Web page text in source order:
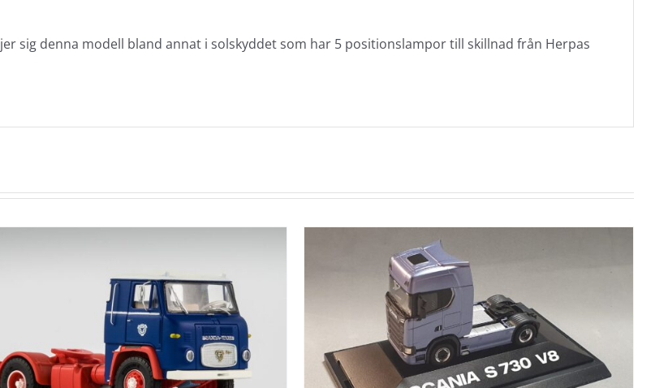
sig denna modell bland annat i solskyddet som har 5 positionslampor till skillnad från Herpas